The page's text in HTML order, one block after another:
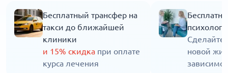
Бесплатный трансфер на
такси до ближайшей
клиники
и 15% скидка при оплате
курса лечения
психолога
Сделайте
новой